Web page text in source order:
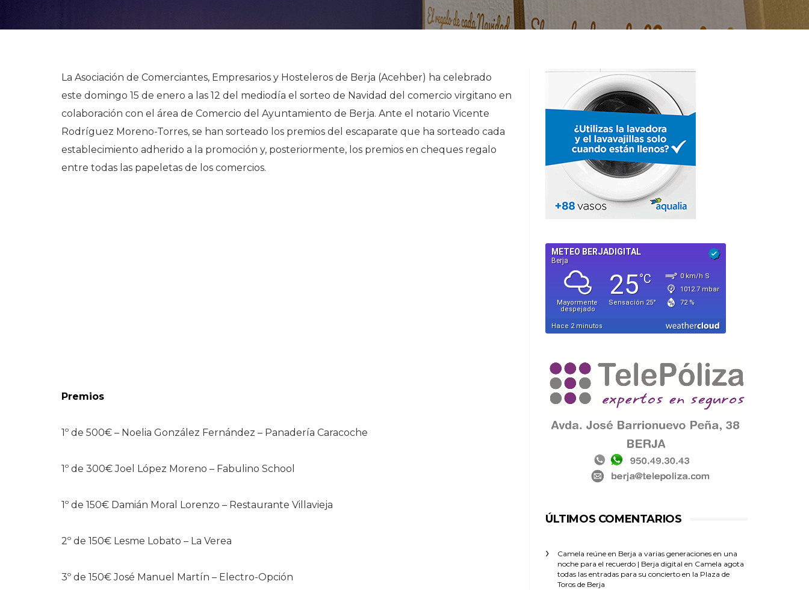
La Asociación de Comerciantes, Empresarios y Hosteleros de Berja (Acehber) ha celebrado
este domingo 15 de enero a las 12 del mediodía el sorteo de Navidad del comercio virgitano en
colaboración con el área de Comercio del Ayuntamiento de Berja. Ante el notario Vicente
Rodríguez Moreno-Torres, se han sorteado los premios del escaparate que ha sorteado cada
establecimiento adherido a la promoción y, posteriormente, los premios en cheques regalo
entre todas las papeletas de los comercios.
Premios
1º de 500€ – Noelia González Fernández – Panadería Caracoche
1º de 300€ Joel López Moreno – Fabulino School
1º de 150€ Damián Moral Lorenzo – Restaurante Villavieja
2º de 150€ Lesme Lobato – La Verea
3º de 150€ José Manuel Martín – Electro-Opción
ÚLTIMOS COMENTARIOS
Camela reúne en Berja a varias generaciones en una
noche para el recuerdo | Berja digital en Camela agota
todas las entradas para su concierto en la Plaza de
Toros de Berja